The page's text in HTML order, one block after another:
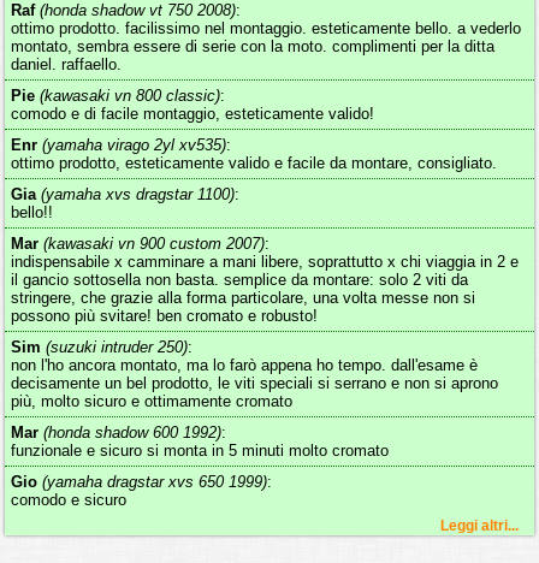
Raf (honda shadow vt 750 2008):
ottimo prodotto. facilissimo nel montaggio. esteticamente bello. a vederlo
montato, sembra essere di serie con la moto. complimenti per la ditta
daniel. raffaello.
Pie (kawasaki vn 800 classic):
comodo e di facile montaggio, esteticamente valido!
Enr (yamaha virago 2yl xv535):
ottimo prodotto, esteticamente valido e facile da montare, consigliato.
Gia (yamaha xvs dragstar 1100):
bello!!
Mar (kawasaki vn 900 custom 2007):
indispensabile x camminare a mani libere, soprattutto x chi viaggia in 2 e
il gancio sottosella non basta. semplice da montare: solo 2 viti da
stringere, che grazie alla forma particolare, una volta messe non si
possono più svitare! ben cromato e robusto!
Sim (suzuki intruder 250):
non l'ho ancora montato, ma lo farò appena ho tempo. dall'esame è
decisamente un bel prodotto, le viti speciali si serrano e non si aprono
più, molto sicuro e ottimamente cromato
Mar (honda shadow 600 1992):
funzionale e sicuro si monta in 5 minuti molto cromato
Gio (yamaha dragstar xvs 650 1999):
comodo e sicuro
Leggi altri...